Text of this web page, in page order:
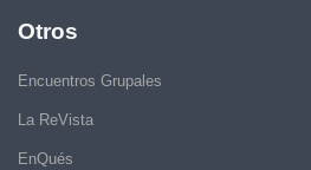
Otros
Encuentros Grupales
La ReVista
EnQués